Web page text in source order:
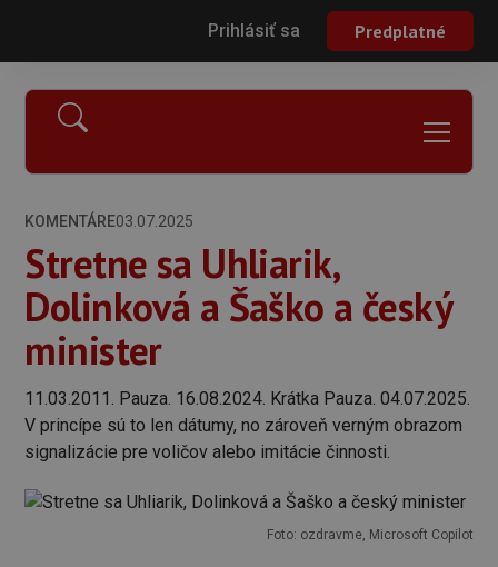
Prihlásiť sa Predplatné
KOMENTÁRE03.07.2025
Stretne sa Uhliarik,
Dolinková a Šaško a český
minister
11.03.2011. Pauza. 16.08.2024. Krátka Pauza. 04.07.2025.
V princípe sú to len dátumy, no zároveň verným obrazom
signalizácie pre voličov alebo imitácie činnosti.
Foto: ozdravme, Microsoft Copilot